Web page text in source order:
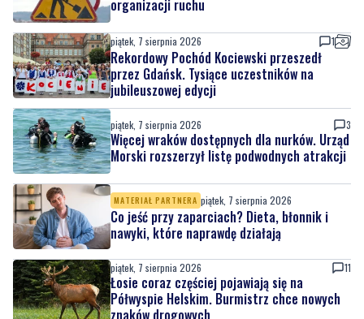
sobota, 8 sierpnia 2026
Ważna informacja dla kierowców! Zmiany w
organizacji ruchu
piątek, 7 sierpnia 2026
Rekordowy Pochód Kociewski przeszedł
przez Gdańsk. Tysiące uczestników na
jubileuszowej edycji
piątek, 7 sierpnia 2026 3
Więcej wraków dostępnych dla nurków. Urząd
Morski rozszerzył listę podwodnych atrakcji
MATERIAŁ PARTNERA piątek, 7 sierpnia 2026
Co jeść przy zaparciach? Dieta, błonnik i
nawyki, które naprawdę działają